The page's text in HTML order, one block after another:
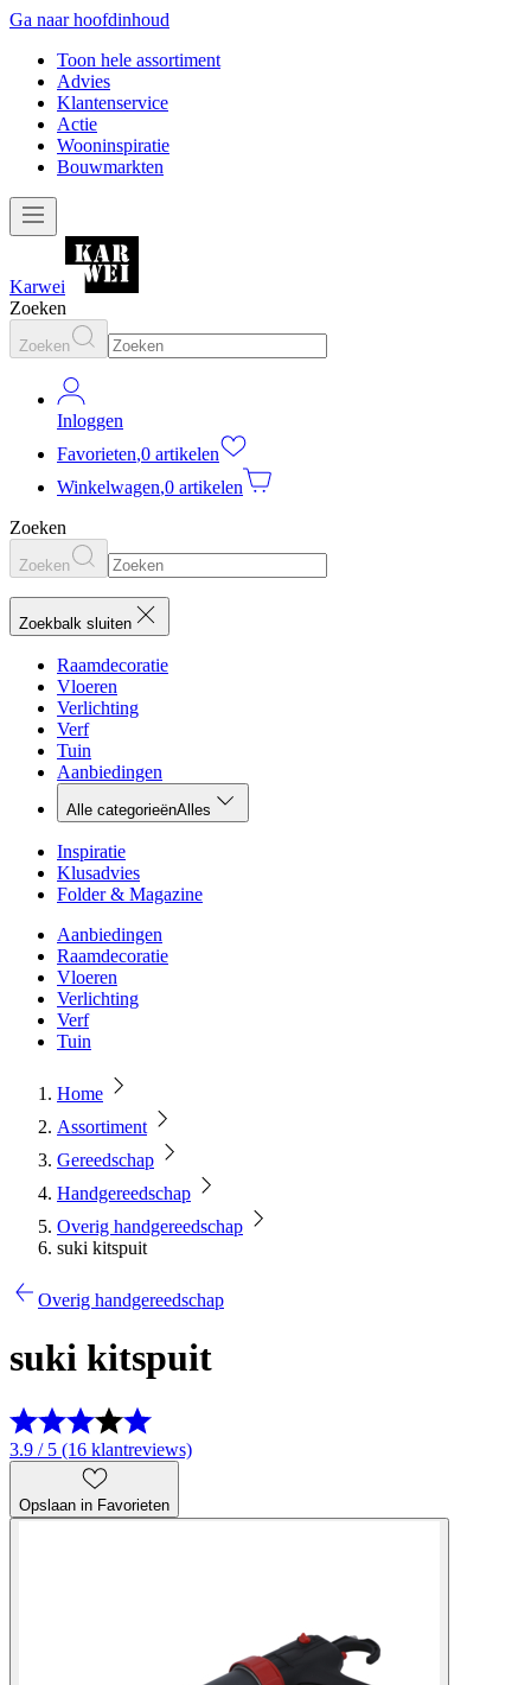
Ga naar hoofdinhoud
Toon hele assortiment
Advies
Klantenservice
Actie
Wooninspiratie
Bouwmarkten
Karwei
Zoeken
Zoeken
Inloggen
Favorieten,0 artikelen
Winkelwagen,0 artikelen
Zoeken
Zoeken
Zoekbalk sluiten
Raamdecoratie
Vloeren
Verlichting
Verf
Tuin
Aanbiedingen
Alle categorieënAlles
Inspiratie
Klusadvies
Folder & Magazine
Aanbiedingen
Raamdecoratie
Vloeren
Verlichting
Verf
Tuin
Home
Assortiment
Gereedschap
Handgereedschap
Overig handgereedschap
suki kitspuit
Overig handgereedschap
suki kitspuit
3.9 / 5 (16 klantreviews)
Opslaan in Favorieten